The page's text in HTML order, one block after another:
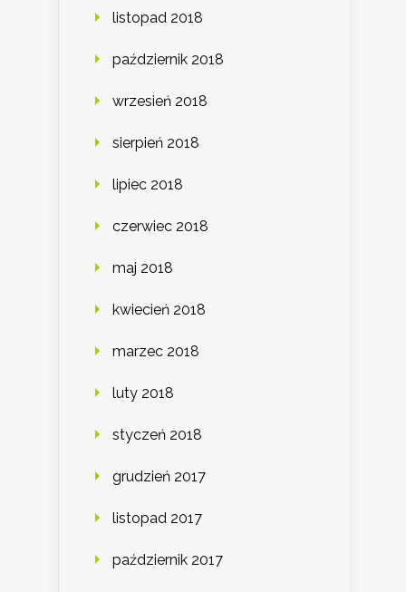
listopad 2018
październik 2018
wrzesień 2018
sierpień 2018
lipiec 2018
czerwiec 2018
maj 2018
kwiecień 2018
marzec 2018
luty 2018
styczeń 2018
grudzień 2017
listopad 2017
październik 2017